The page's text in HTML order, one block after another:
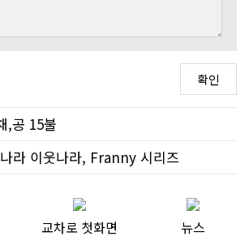
,공 15불
라 이웃나라, Franny 시리즈
교차로 첫화면 뉴스